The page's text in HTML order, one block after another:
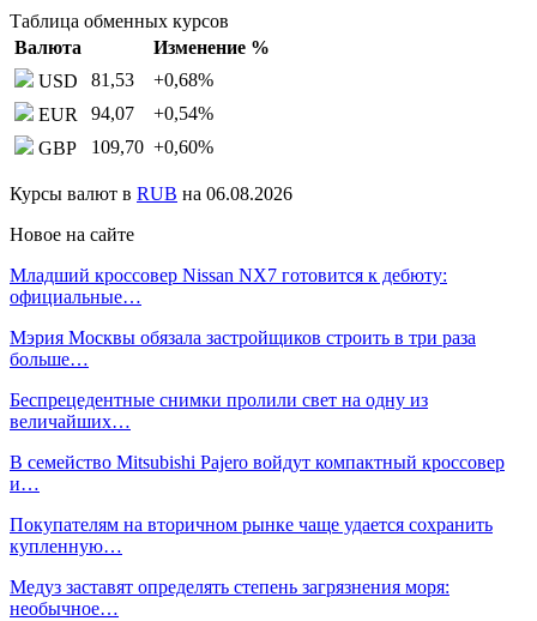
Таблица обменных курсов
Валюта
Изменение %
USD
81,53 +0,68%
EUR
94,07 +0,54%
GBP
109,70 +0,60%
Курсы валют в RUB на 06.08.2026
Новое на сайте
Младший кроссовер Nissan NX7 готовится к дебюту:
официальные…
Мэрия Москвы обязала застройщиков строить в три раза
больше…
Беспрецедентные снимки пролили свет на одну из
величайших…
В семейство Mitsubishi Pajero войдут компактный кроссовер
и…
Покупателям на вторичном рынке чаще удается сохранить
купленную…
Медуз заставят определять степень загрязнения моря:
необычное…